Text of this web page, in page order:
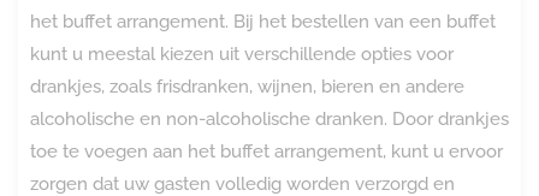
het buffet arrangement. Bij het bestellen van een buffet
kunt u meestal kiezen uit verschillende opties voor
drankjes, zoals frisdranken, wijnen, bieren en andere
alcoholische en non-alcoholische dranken. Door drankjes
toe te voegen aan het buffet arrangement, kunt u ervoor
zorgen dat uw gasten volledig worden verzorgd en